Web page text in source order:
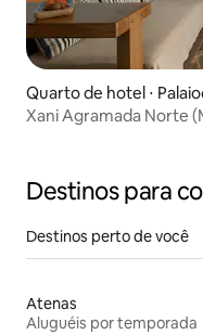
Quarto de hotel ⋅
Xani Agramada Norte
Destinos para
Destinos perto de você
Atenas
Aluguéis por temporada